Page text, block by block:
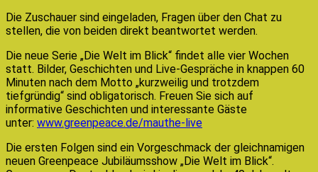
Die Zuschauer sind eingeladen, Fragen über den Chat zu
stellen, die von beiden direkt beantwortet werden.
Die neue Serie „Die Welt im Blick“ findet alle vier Wochen
statt. Bilder, Geschichten und Live-Gespräche in knappen 60
Minuten nach dem Motto „kurzweilig und trotzdem
tiefgründig“ sind obligatorisch. Freuen Sie sich auf
informative Geschichten und interessante Gäste
unter: www.greenpeace.de/mauthe-live
Die ersten Folgen sind ein Vorgeschmack der gleichnamigen
neuen Greenpeace Jubiläumsshow „Die Welt im Blick“.